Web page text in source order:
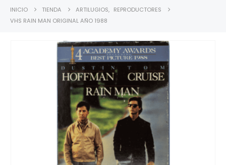
INICIO TIENDA ARTILUGIOS, REPRODUCTORES
VHS RAIN MAN ORIGINAL AÑO 1988